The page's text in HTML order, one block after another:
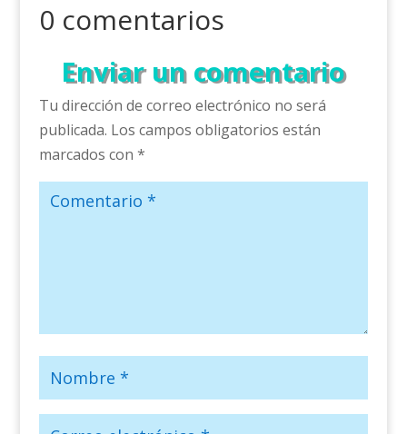
0 comentarios
Enviar un comentario
Tu dirección de correo electrónico no será
publicada. Los campos obligatorios están
marcados con *